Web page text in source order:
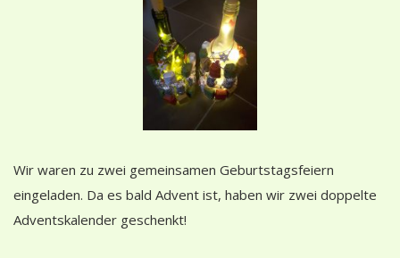
Wir waren zu zwei gemeinsamen Geburtstagsfeiern
eingeladen. Da es bald Advent ist, haben wir zwei doppelte
Adventskalender geschenkt!